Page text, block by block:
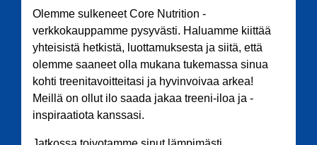
Olemme sulkeneet Core Nutrition -
verkkokauppamme pysyvästi. Haluamme kiittää
yhteisistä hetkistä, luottamuksesta ja siitä, että
olemme saaneet olla mukana tukemassa sinua
kohti treenitavoitteitasi ja hyvinvoivaa arkea!
Meillä on ollut ilo saada jakaa treeni-iloa ja -
inspiraatiota kanssasi.